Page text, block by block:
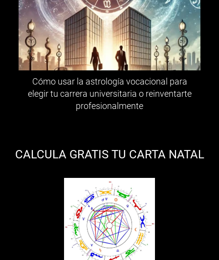
Cómo usar la astrología vocacional para
elegir tu carrera universitaria o reinventarte
profesionalmente
CALCULA GRATIS TU CARTA NATAL